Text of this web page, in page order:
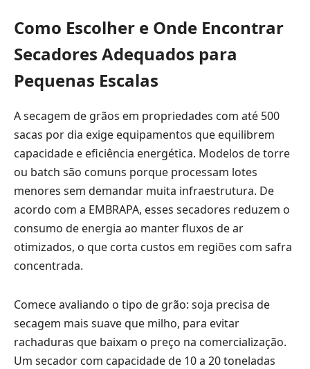
Como Escolher e Onde Encontrar
Secadores Adequados para
Pequenas Escalas
A secagem de grãos em propriedades com até 500
sacas por dia exige equipamentos que equilibrem
capacidade e eficiência energética. Modelos de torre
ou batch são comuns porque processam lotes
menores sem demandar muita infraestrutura. De
acordo com a EMBRAPA, esses secadores reduzem o
consumo de energia ao manter fluxos de ar
otimizados, o que corta custos em regiões com safra
concentrada.
Comece avaliando o tipo de grão: soja precisa de
secagem mais suave que milho, para evitar
rachaduras que baixam o preço na comercialização.
Um secador com capacidade de 10 a 20 toneladas